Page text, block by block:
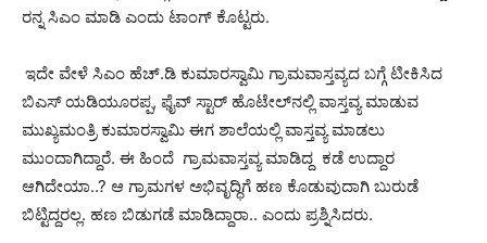
ರನ್ನ ಸಿಎಂ ಮಾಡಿ ಎಂದು ಟಾಂಗ್ ಕೊಟ್ಟರು.
ಇದೇ ವೇಳೆ ಸಿಎಂ ಹೆಚ್.ಡಿ ಕುಮಾರಸ್ವಾಮಿ ಗ್ರಾಮವಾಸ್ತವ್ಯದ ಬಗ್ಗೆ ಟೀಕಿಸಿದ
ಬಿಎಸ್ ಯಡಿಯೂರಪ್ಪ, ಫೈವ್‌ ಸ್ಟಾರ್‌ ಹೊಟೇಲ್‌ನಲ್ಲಿ ವಾಸ್ತವ್ಯ ಮಾಡುವ
ಮುಖ್ಯಮಂತ್ರಿ ಕುಮಾರಸ್ವಾಮಿ ಈಗ ಶಾಲೆಯಲ್ಲಿ ವಾಸ್ತವ್ಯ ಮಾಡಲು
ಮುಂದಾಗಿದ್ದಾರೆ. ಈ ಹಿಂದೆ ಗ್ರಾಮವಾಸ್ತವ್ಯ ಮಾಡಿದ್ದ ಕಡೆ ಉದ್ದಾರ
ಆಗಿದೇಯಾ..? ಆ ಗ್ರಾಮಗಳ ಅಭಿವೃದ್ಧಿಗೆ ಹಣ ಕೊಡುವುದಾಗಿ ಬುರುಡೆ
ಬಿಟ್ಟಿದ್ದರಲ್ಲ. ಹಣ ಬಿಡುಗಡೆ ಮಾಡಿದ್ದಾರಾ.. ಎಂದು ಪ್ರಶ್ನಿಸಿದರು.